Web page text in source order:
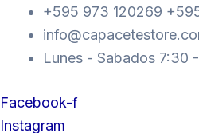
contenido
+595 973 120269
Lunes - Sabados 7:30
Facebook-f
Instagram